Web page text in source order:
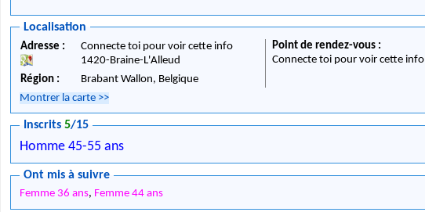
Localisation
Adresse :
Connecte toi pour voir cette info
1420-Braine-L'Alleud
Région :
Brabant Wallon, Belgique
Point de rendez-vous :
Connecte toi pour voir cette info
Montrer la carte >>
Inscrits5/15
Homme 45-55 ans
Ont mis à suivre
Femme 36 ans, Femme 44 ans